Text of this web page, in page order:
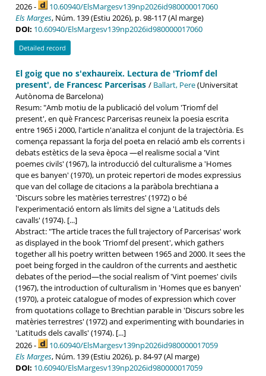
2026 -
10.60940/ElsMargesv139np2026id980000017060
Els Marges, Núm. 139 (Estiu 2026), p. 98-117 (Al marge)
DOI: 10.60940/ElsMargesv139np2026id980000017060
Detailed record
El goig que no s'exhaureix. Lectura de 'Triomf del
present', de Francesc Parcerisas / Ballart, Pere(Universitat
Autònoma de Barcelona)
Resum: "Amb motiu de la publicació del volum 'Triomf del
present', en què Francesc Parcerisas reuneix la poesia escrita
entre 1965 i 2000, l'article n'analitza el conjunt de la trajectòria. Es
comença repassant la forja del poeta en relació amb els corrents i
debats estètics de la seva època —el realisme social a 'Vint
poemes civils' (1967), la introducció del culturalisme a 'Homes
que es banyen' (1970), un proteic repertori de modes expressius
que van del collage de citacions a la paràbola brechtiana a
'Discurs sobre les matèries terrestres' (1972) o bé
l'experimentació entorn als límits del signe a 'Latituds dels
cavalls' (1974). [...]
Abstract: "The article traces the full trajectory of Parcerisas' work
as displayed in the book 'Triomf del present', which gathers
together all his poetry written between 1965 and 2000. It sees the
poet being forged in the cauldron of the currents and aesthetic
debates of the period—the social realism of 'Vint poemes' civils
(1967), the introduction of culturalism in 'Homes que es banyen'
(1970), a proteic catalogue of modes of expression which cover
from quotations collage to Brechtian parable in 'Discurs sobre les
matèries terrestres' (1972) and experimenting with boundaries in
'Latituds dels cavalls' (1974). [...]
2026 -
10.60940/ElsMargesv139np2026id980000017059
Els Marges, Núm. 139 (Estiu 2026), p. 84-97 (Al marge)
DOI: 10.60940/ElsMargesv139np2026id980000017059